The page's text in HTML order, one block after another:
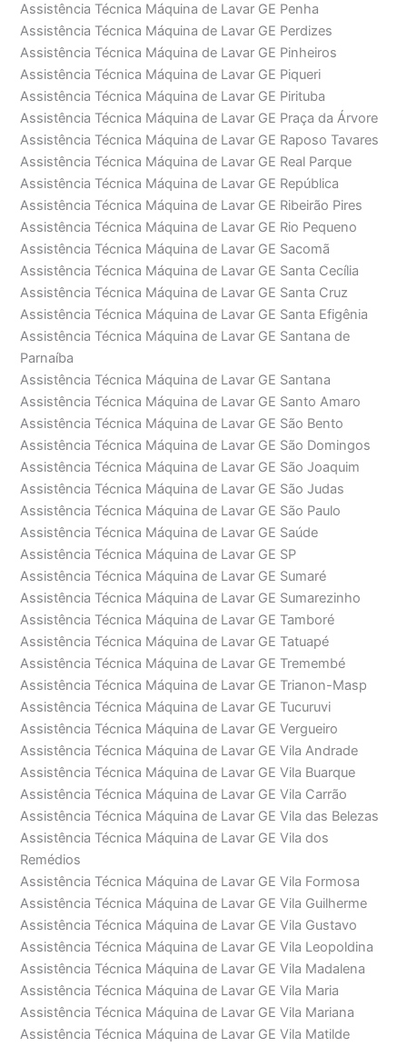
Assistência Técnica Máquina de Lavar GE Penha
Assistência Técnica Máquina de Lavar GE Perdizes
Assistência Técnica Máquina de Lavar GE Pinheiros
Assistência Técnica Máquina de Lavar GE Piqueri
Assistência Técnica Máquina de Lavar GE Pirituba
Assistência Técnica Máquina de Lavar GE Praça da Árvore
Assistência Técnica Máquina de Lavar GE Raposo Tavares
Assistência Técnica Máquina de Lavar GE Real Parque
Assistência Técnica Máquina de Lavar GE República
Assistência Técnica Máquina de Lavar GE Ribeirão Pires
Assistência Técnica Máquina de Lavar GE Rio Pequeno
Assistência Técnica Máquina de Lavar GE Sacomã
Assistência Técnica Máquina de Lavar GE Santa Cecília
Assistência Técnica Máquina de Lavar GE Santa Cruz
Assistência Técnica Máquina de Lavar GE Santa Efigênia
Assistência Técnica Máquina de Lavar GE Santana de
Parnaíba
Assistência Técnica Máquina de Lavar GE Santana
Assistência Técnica Máquina de Lavar GE Santo Amaro
Assistência Técnica Máquina de Lavar GE São Bento
Assistência Técnica Máquina de Lavar GE São Domingos
Assistência Técnica Máquina de Lavar GE São Joaquim
Assistência Técnica Máquina de Lavar GE São Judas
Assistência Técnica Máquina de Lavar GE São Paulo
Assistência Técnica Máquina de Lavar GE Saúde
Assistência Técnica Máquina de Lavar GE SP
Assistência Técnica Máquina de Lavar GE Sumaré
Assistência Técnica Máquina de Lavar GE Sumarezinho
Assistência Técnica Máquina de Lavar GE Tamboré
Assistência Técnica Máquina de Lavar GE Tatuapé
Assistência Técnica Máquina de Lavar GE Tremembé
Assistência Técnica Máquina de Lavar GE Trianon-Masp
Assistência Técnica Máquina de Lavar GE Tucuruvi
Assistência Técnica Máquina de Lavar GE Vergueiro
Assistência Técnica Máquina de Lavar GE Vila Andrade
Assistência Técnica Máquina de Lavar GE Vila Buarque
Assistência Técnica Máquina de Lavar GE Vila Carrão
Assistência Técnica Máquina de Lavar GE Vila das Belezas
Assistência Técnica Máquina de Lavar GE Vila dos
Remédios
Assistência Técnica Máquina de Lavar GE Vila Formosa
Assistência Técnica Máquina de Lavar GE Vila Guilherme
Assistência Técnica Máquina de Lavar GE Vila Gustavo
Assistência Técnica Máquina de Lavar GE Vila Leopoldina
Assistência Técnica Máquina de Lavar GE Vila Madalena
Assistência Técnica Máquina de Lavar GE Vila Maria
Assistência Técnica Máquina de Lavar GE Vila Mariana
Assistência Técnica Máquina de Lavar GE Vila Matilde